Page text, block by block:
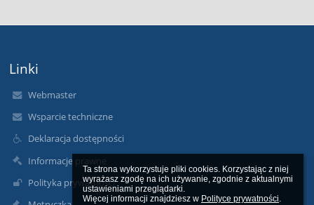
Ta strona wykorzystuje pliki cookies. Korzystając z niej
wyrażasz zgodę na ich używanie, zgodnie z aktualnymi
ustawieniami przeglądarki.
Więcej informacji znajdziesz w Polityce prywatności.
Linki
Webmaster
Wsparcie techniczne
Deklaracja dostępności
Informacje prawne
Polityka prywatności